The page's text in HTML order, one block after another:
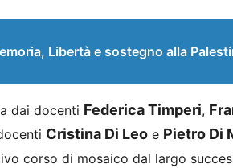
Libertà e sostegno alla
dai docenti Federica Timperi,
Cristina Di Leo e Pietro Di
corso di mosaico dal largo